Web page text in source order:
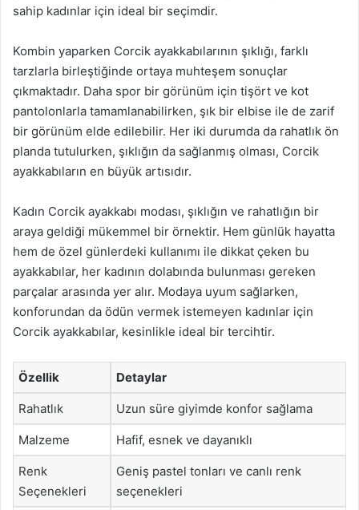
sahip kadınlar için ideal bir seçimdir.
Kombin yaparken Corcik ayakkabılarının şıklığı, farklı
tarzlarla birleştiğinde ortaya muhteşem sonuçlar
çıkmaktadır. Daha spor bir görünüm için tişört ve kot
pantolonlarla tamamlanabilirken, şık bir elbise ile de zarif
bir görünüm elde edilebilir. Her iki durumda da rahatlık ön
planda tutulurken, şıklığın da sağlanmış olması, Corcik
ayakkabıların en büyük artısıdır.
Kadın Corcik ayakkabı modası, şıklığın ve rahatlığın bir
araya geldiği mükemmel bir örnektir. Hem günlük hayatta
hem de özel günlerdeki kullanımı ile dikkat çeken bu
ayakkabılar, her kadının dolabında bulunması gereken
parçalar arasında yer alır. Modaya uyum sağlarken,
konforundan da ödün vermek istemeyen kadınlar için
Corcik ayakkabılar, kesinlikle ideal bir tercihtir.
Özellik Detaylar
Rahatlık Uzun süre giyimde konfor sağlama
Malzeme Hafif, esnek ve dayanıklı
Renk
Seçenekleri
Geniş pastel tonları ve canlı renk
seçenekleri